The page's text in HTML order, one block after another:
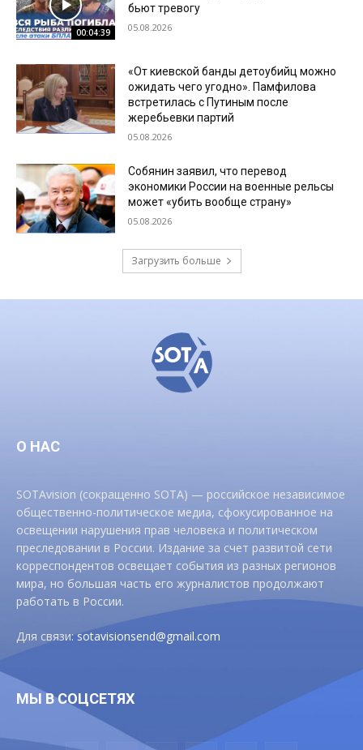
00:04:39
бьют тревогу
05.08.2026
«От киевской банды детоубийц можно
ожидать чего угодно». Памфилова
встретилась с Путиным после
жеребьевки партий
05.08.2026
Собянин заявил, что перевод
экономики России на военные рельсы
может «убить вообще страну»
05.08.2026
Загрузить больше
О НАС
SOTAvision (сокращенно SOTA) — российское независимое
общественно-политическое медиа, сфокусированное на
освещении нарушения прав человека и политическом
преследовании в России. Издание за счет развитой сети
корреспондентов освещает события из разных регионов
мира, но большая часть его журналистов продолжают
работать в России.
Для связи:sotavisionsend@gmail.com
МЫ В СОЦСЕТЯХ